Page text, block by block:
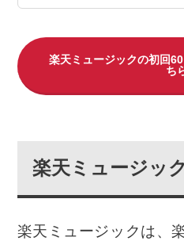
楽天ミュージックの初回
ち
楽天ミュージッ
楽天ミュージックは、